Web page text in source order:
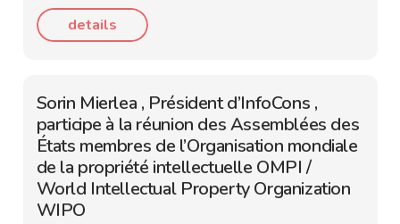
details
Sorin Mierlea , Président d’InfoCons ,
participe à la réunion des Assemblées des
États membres de l’Organisation mondiale
de la propriété intellectuelle OMPI /
World Intellectual Property Organization
WIPO